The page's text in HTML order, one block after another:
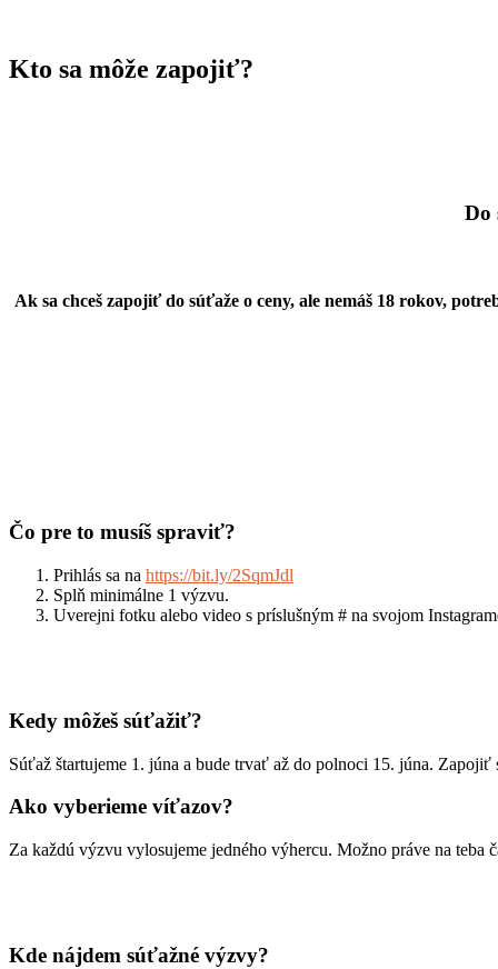
Kto sa môže zapojiť?
Do
Ak sa chceš zapojiť do súťaže o ceny, ale nemáš 18 rokov,
Čo pre to musíš spraviť?
Prihlás sa na https://bit.ly/2SqmJdl
Splň minimálne 1 výzvu.
Uverejni fotku alebo video s príslušným # na svojom
Kedy môžeš súťažiť?
Súťaž štartujeme 1. júna a bude trvať až do polnoci 15. júna.
Ako vyberieme víťazov?
Za každú výzvu vylosujeme jedného výhercu. Možno práve na
Kde nájdem súťažné výzvy?